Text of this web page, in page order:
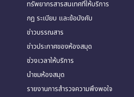
ทรัพยากรสารสนเทศที่ให้บริการ
กฎ ระเบียบ และข้อบังคับ
ข่าวบรรณสาร
ข่าวประกาศของห้องสมุด
ช่วงเวลาให้บริการ
นำชมห้องสมุด
รายงานการสำรวจความพึงพอใจ